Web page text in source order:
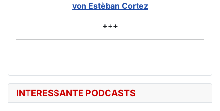
von Estèban Cortez
+++
INTERESSANTE PODCASTS